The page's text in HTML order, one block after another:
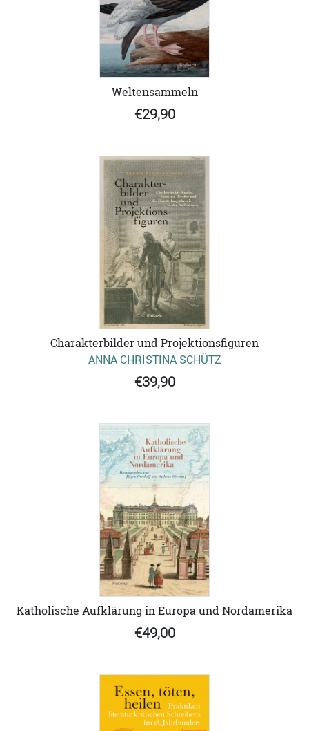
Weltensammeln
€29,90
Charakterbilder und Projektionsfiguren
ANNA CHRISTINA SCHÜTZ
€39,90
Katholische Aufklärung in Europa und Nordamerika
€49,00